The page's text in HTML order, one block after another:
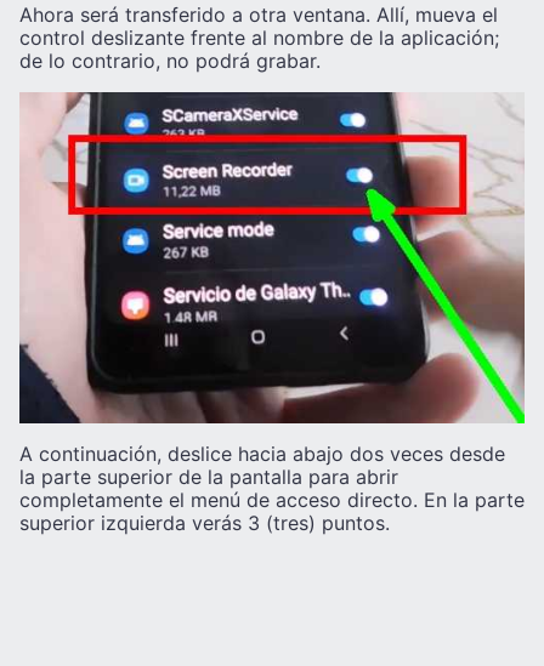
Ahora será transferido a otra ventana. Allí, mueva el
control deslizante frente al nombre de la aplicación;
de lo contrario, no podrá grabar.
A continuación, deslice hacia abajo dos veces desde
la parte superior de la pantalla para abrir
completamente el menú de acceso directo. En la parte
superior izquierda verás 3 (tres) puntos.